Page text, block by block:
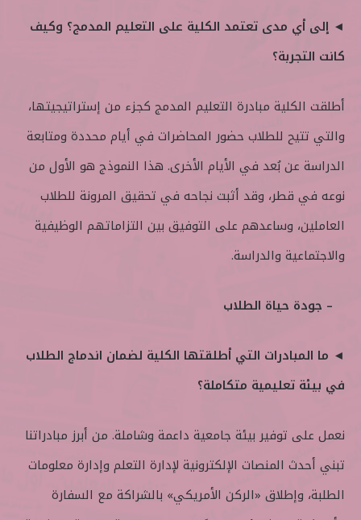
◄ إلى أي مدى تعتمد الكلية على التعليم المدمج؟ وكيف
كانت التجربة؟
أطلقت الكلية مبادرة التعليم المدمج كجزء من إستراتيجيتها،
والتي تتيح للطلاب حضور المحاضرات في أيام محددة ومتابعة
الدراسة عن بُعد في الأيام الأخرى. هذا النموذج هو الأول من
نوعه في قطر، وقد أثبت نجاحه في تحقيق المرونة للطلاب
العاملين، وساعدهم على التوفيق بين التزاماتهم الوظيفية
والاجتماعية والدراسة.
– جودة حياة الطلاب
◄ ما المبادرات التي أطلقتها الكلية لضمان اندماج الطلاب
في بيئة تعليمية متكاملة؟
نعمل على توفير بيئة جامعية داعمة وشاملة. من أبرز مبادراتنا
تبني أحدث المنصات الإلكترونية لإدارة التعلم وإدارة معلومات
الطلبة، وإطلاق «الركن الأمريكي» بالشراكة مع السفارة